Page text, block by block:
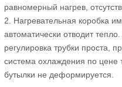
равномерный нагрев,
2. Нагревательная коробка
автоматически отводит
регулировка трубки проста,
система охлаждения по цене
бутылки не деформируется.